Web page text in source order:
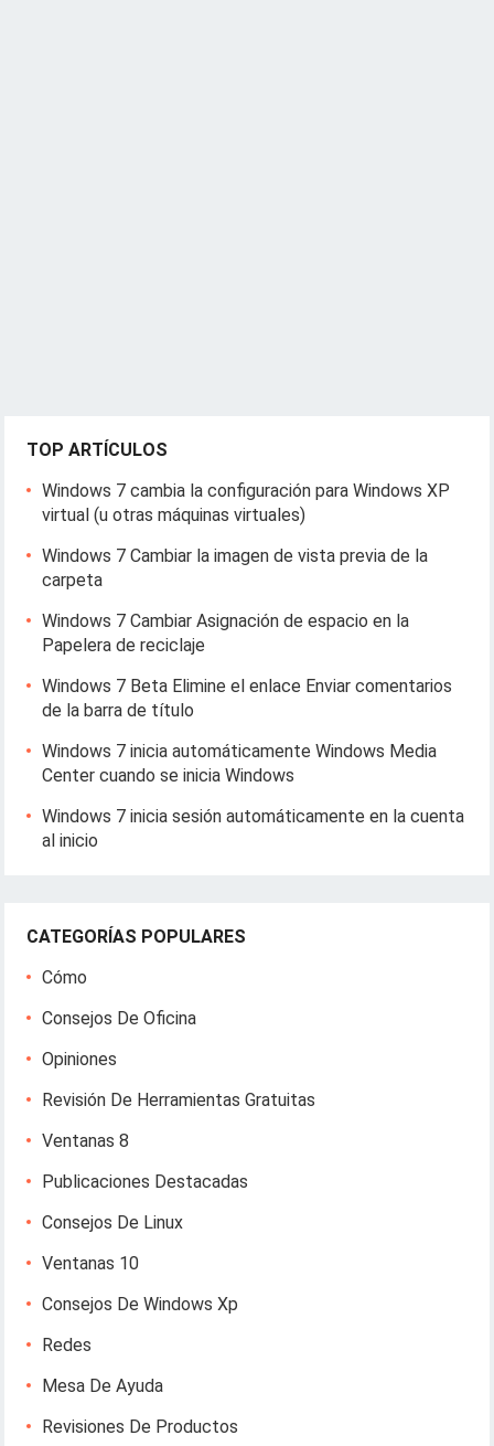
TOP ARTÍCULOS
Windows 7 cambia la configuración para Windows XP
virtual (u otras máquinas virtuales)
Windows 7 Cambiar la imagen de vista previa de la
carpeta
Windows 7 Cambiar Asignación de espacio en la
Papelera de reciclaje
Windows 7 Beta Elimine el enlace Enviar comentarios
de la barra de título
Windows 7 inicia automáticamente Windows Media
Center cuando se inicia Windows
Windows 7 inicia sesión automáticamente en la cuenta
al inicio
CATEGORÍAS POPULARES
Cómo
Consejos De Oficina
Opiniones
Revisión De Herramientas Gratuitas
Ventanas 8
Publicaciones Destacadas
Consejos De Linux
Ventanas 10
Consejos De Windows Xp
Redes
Mesa De Ayuda
Revisiones De Productos